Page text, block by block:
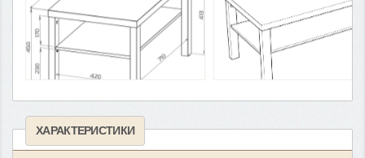
ХАРАКТЕРИСТИКИ